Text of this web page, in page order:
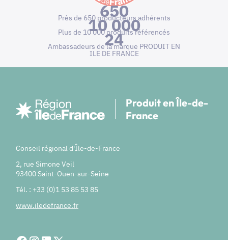
650
Près de 650 producteurs adhérents
10 000
Plus de 10 000 produits référencés
24
Ambassadeurs de la marque PRODUIT EN
ILE DE FRANCE
Produit en Île-de-
France
Conseil régional d'Île-de-France
2, rue Simone Veil
93400 Saint-Ouen-sur-Seine
Tél. : +33 (0)1 53 85 53 85
www.iledefrance.fr